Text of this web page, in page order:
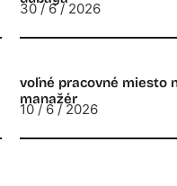
30 / 6 / 2026
voľné pracovné miesto
manažér
10 / 6 / 2026